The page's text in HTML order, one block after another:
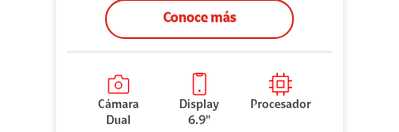
Conoce más
Cámara
Dual
Display
6.9"
Procesador